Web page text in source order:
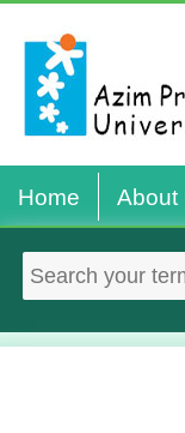
Home About